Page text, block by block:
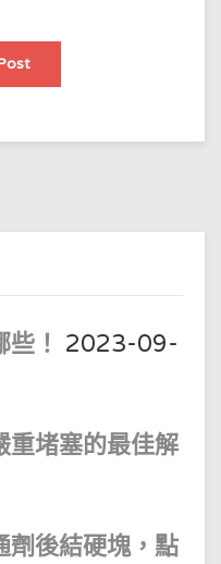
通
粉
陽
嘅
臺
疏
通
！ 2023-09-
重堵塞的最佳解
劑後結硬塊，點